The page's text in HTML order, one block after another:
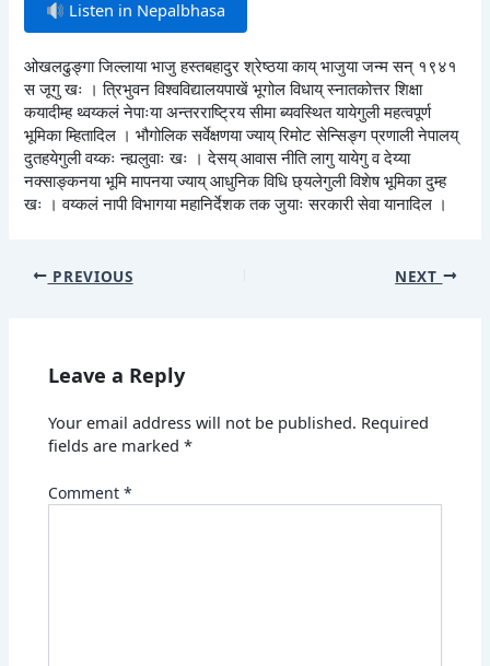
Listen in Nepalbhasa
ओखलढुङ्गा जिल्लाया भाजु हस्तबहादुर श्रेष्ठया काय् भाजुया जन्म सन् १९४१
स जूगु खः । त्रिभुवन विश्वविद्यालयपाखें भूगोल विधाय् स्नातकोत्तर शिक्षा
कयादीम्ह थ्वय्कलं नेपाःया अन्तरराष्ट्रिय सीमा ब्यवस्थित यायेगुली महत्वपूर्ण
भूमिका म्हितादिल । भौगोलिक सर्वेक्षणया ज्याय् रिमोट सेन्सिङ्ग प्रणाली नेपालय्
दुतहयेगुली वय्कः न्ह्यलुवाः खः । देसय् आवास नीति लागु यायेगु व देय्या
नक्साङ्कनया भूमि मापनया ज्याय् आधुनिक विधि छ्यलेगुली विशेष भूमिका दुम्ह
खः । वय्कलं नापी विभागया महानिर्देशक तक जुयाः सरकारी सेवा यानादिल ।
PREVIOUS NEXT
Leave a Reply
Your email address will not be published. Required
fields are marked*
Comment*